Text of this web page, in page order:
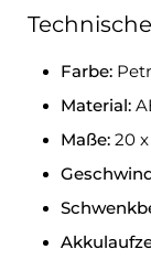
Farbe:
Material:
Maße:20 x